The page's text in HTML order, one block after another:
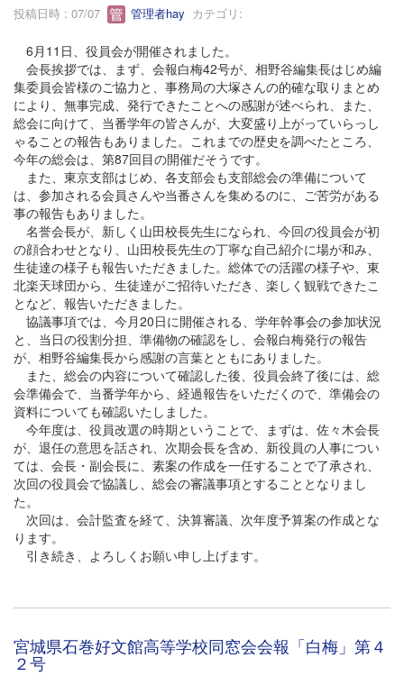
投稿日時 : 07/07 管理者hay カテゴリ:
6月11日、役員会が開催されました。
会長挨拶では、まず、会報白梅42号が、相野谷編集長はじめ編
集委員会皆様のご協力と、事務局の大塚さんの的確な取りまとめ
により、無事完成、発行できたことへの感謝が述べられ、また、
総会に向けて、当番学年の皆さんが、大変盛り上がっていらっし
ゃることの報告もありました。これまでの歴史を調べたところ、
今年の総会は、第87回目の開催だそうです。
また、東京支部はじめ、各支部会も支部総会の準備について
は、参加される会員さんや当番さんを集めるのに、ご苦労がある
事の報告もありました。
名誉会長が、新しく山田校長先生になられ、今回の役員会が初
の顔合わせとなり、山田校長先生の丁寧な自己紹介に場が和み、
生徒達の様子も報告いただきました。総体での活躍の様子や、東
北楽天球団から、生徒達がご招待いただき、楽しく観戦できたこ
となど、報告いただきました。
協議事項では、今月20日に開催される、学年幹事会の参加状況
と、当日の役割分担、準備物の確認をし、会報白梅発行の報告
が、相野谷編集長から感謝の言葉とともにありました。
また、総会の内容について確認した後、役員会終了後には、総
会準備会で、当番学年から、経過報告をいただくので、準備会の
資料についても確認いたしました。
今年度は、役員改選の時期ということで、まずは、佐々木会長
が、退任の意思を話され、次期会長を含め、新役員の人事につい
ては、会長・副会長に、素案の作成を一任することで了承され、
次回の役員会で協議し、総会の審議事項とすることとなりまし
た。
次回は、会計監査を経て、決算審議、次年度予算案の作成とな
ります。
引き続き、よろしくお願い申し上げます。
宮城県石巻好文館高等学校同窓会会報「白梅」第４
２号